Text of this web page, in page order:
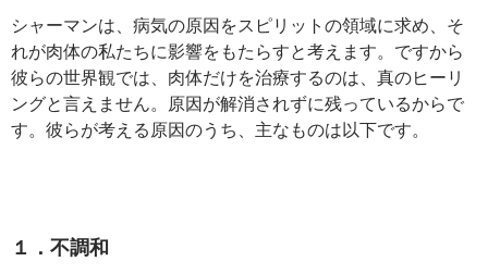
シャーマンは、病気の原因をスピリットの領域に求め、そ
れが肉体の私たちに影響をもたらすと考えます。ですから
彼らの世界観では、肉体だけを治療するのは、真のヒーリ
ングと言えません。原因が解消されずに残っているからで
す。彼らが考える原因のうち、主なものは以下です。
１．不調和